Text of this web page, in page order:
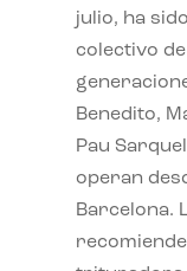
julio, ha
colectivo
Benedito,
Pau
operan
Barcelona.